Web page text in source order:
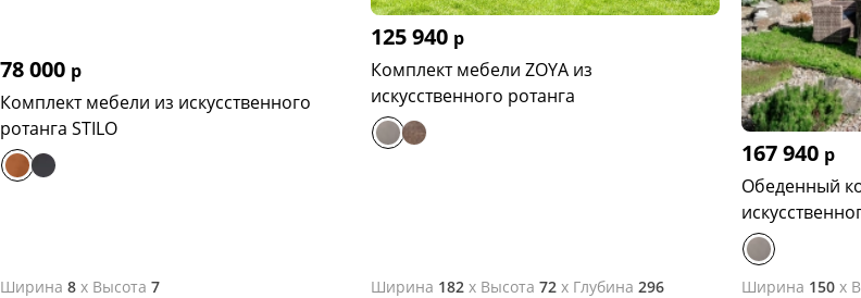
78 000 р
Комплект мебели из искусственного
ротанга STILO
Ширина 8 x Высота 7
125 940 р
Комплект мебели ZOYA из
искусственного ротанга
Ширина 182 x Высота 72 x Глубина 296
167 940 р
Обеденный
Ширина 150 x